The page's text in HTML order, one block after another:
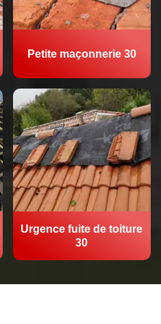
Petite maçonnerie 30
Urgence fuite de toiture
30